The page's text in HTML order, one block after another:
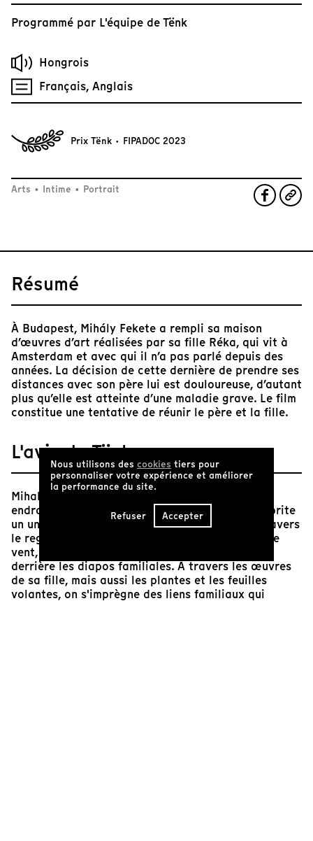
Programmé par L'équipe de Tënk
Hongrois
Français, Anglais
Prix Tënk · FIPADOC 2023
Arts • Intime • Portrait
Résumé
À Budapest, Mihály Fekete a rempli sa maison
d’œuvres d’art réalisées par sa fille Réka, qui vit à
Amsterdam et avec qui il n’a pas parlé depuis des
années. La décision de cette dernière de prendre ses
distances avec son père lui est douloureuse, d’autant
plus qu’elle est atteinte d’une maladie grave. Le film
constitue une tentative de réunir le père et la fille.
L'avis de Tënk
Mihaly a invité Eneos Çarka dans sa maison. Un
endroit coupé du monde par les arbres et qui abrite
un univers. Celui que Mihaly s'est construit. À travers
le regard du réalisateur, cette maison s'anime. Le
vent, les couleurs, la matière. Ça vibre, ça vit
derrière les diapos familiales. À travers les œuvres
de sa fille, mais aussi les plantes et les feuilles
volantes, on s'imprègne des liens familiaux qui
Nous utilisons des cookies tiers pour
personnaliser votre expérience et améliorer
la performance du site.
Refuser Accepter